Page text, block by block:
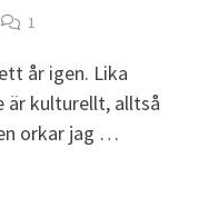
1
år igen. Lika
är kulturellt, alltså
orkar jag …